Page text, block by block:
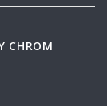
CHROM